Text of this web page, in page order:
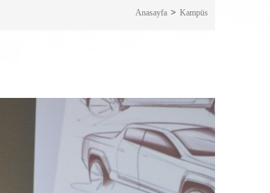
Anasayfa Kampüs